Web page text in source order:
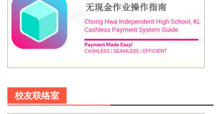
校友联络室